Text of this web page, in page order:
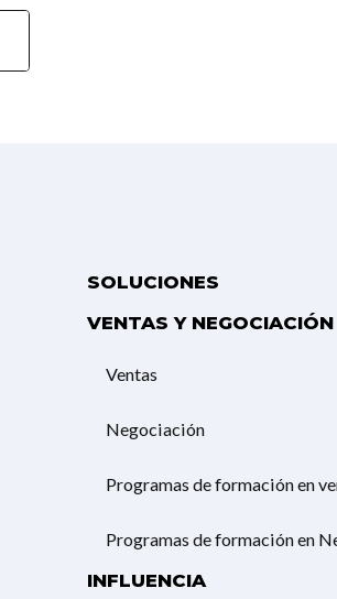
SOLUCIONES
VENTAS Y NEGOCIACIÓN
Ventas
Negociación
Programas de formación en
Programas de formación en
INFLUENCIA